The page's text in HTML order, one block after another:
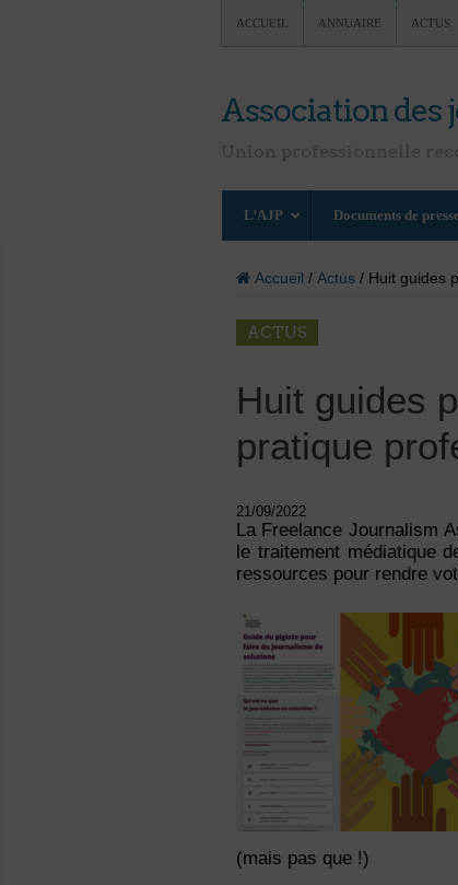
ACCUEIL ANNUAIRE ACTUS
Association des
L’AJP Documents de presse
Accueil / Actus/ Huit guides
ACTUS
Huit guides
pratique
21/09/2022
La Freelance Journalism
le traitement médiatique
ressources pour rendre
(mais pas que !)